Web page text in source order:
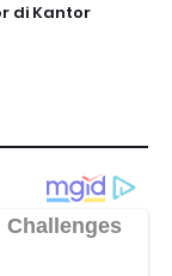
di Kantor